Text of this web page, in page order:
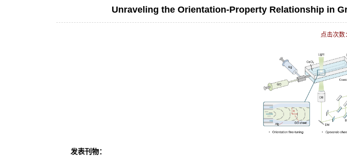
Unraveling the Orientation-Property Relationship in
点击次数：
发表刊物：